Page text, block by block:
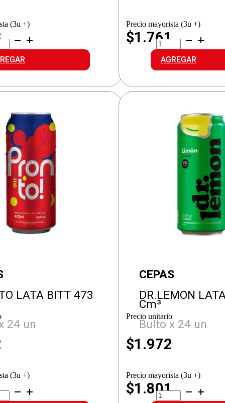
(3u +) Precio mayorista (3u +)
$1.761PRONTO
LATA
SHAKE
cantidad
AGREGAR
LATA BITT 473
24 un
(3u +)
CEPAS
DR.LEMON
Cm³
Bulto x 24 un
Precio unitario
$1.972
Precio mayorista (3u +)
$1.801DR.LEMON
LATA